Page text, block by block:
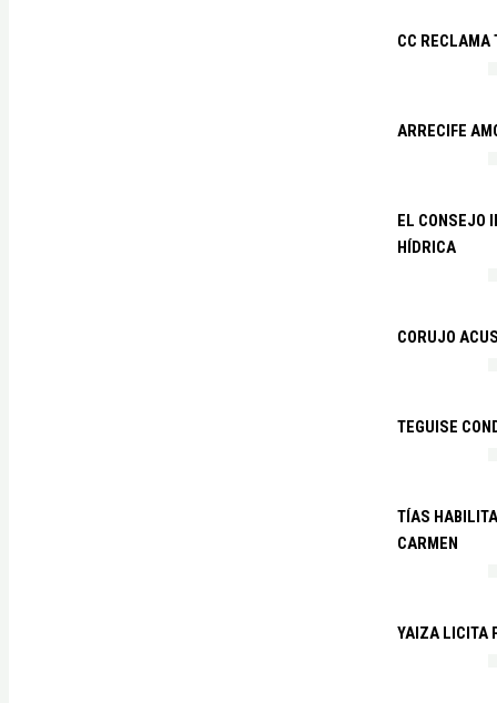
CC RECLAMA
ARRECIFE
EL CONSEJO
HÍDRICA
CORUJO
TEGUISE
TÍAS
CARMEN
YAIZA LICITA